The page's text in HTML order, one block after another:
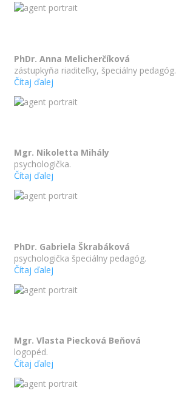
PhDr. Anna Melicherčíková
zástupkyňa riaditeľky, špeciálny pedagóg.
Čítaj ďalej
Mgr. Nikoletta Mihály
psychologička.
Čítaj ďalej
PhDr. Gabriela Škrabáková
psychologička špeciálny pedagóg.
Čítaj ďalej
Mgr. Vlasta Piecková Beňová
logopéd.
Čítaj ďalej